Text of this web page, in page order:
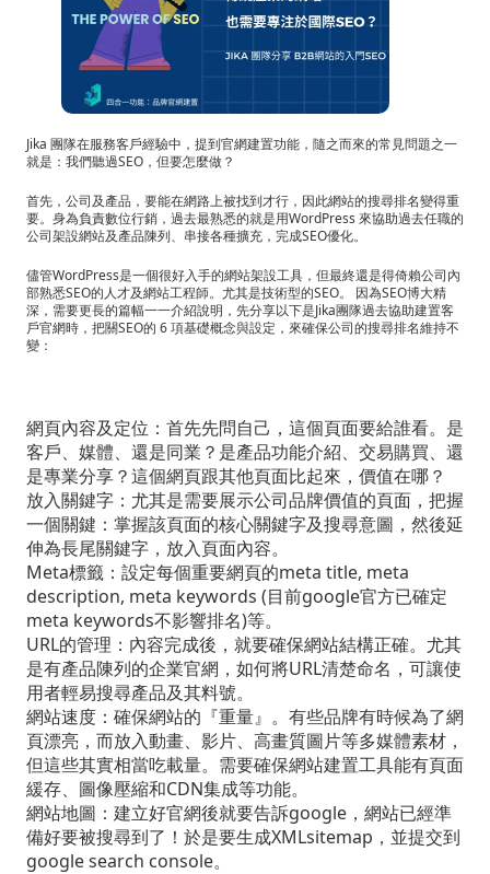
SEO？
JIKA
團
隊
分
享
站
的
入
門
SEO
Jika 團隊在服務客戶經驗中，提到官網建置功能，隨之而來的常見問題之一
就是：我們聽過SEO，但要怎麼做？
首先，公司及產品，要能在網路上被找到才行，因此網站的搜尋排名變得重
要。身為負責數位行銷，過去最熟悉的就是用WordPress 來協助過去任職的
公司架設網站及產品陳列、串接各種擴充，完成SEO優化。
儘管WordPress是一個很好入手的網站架設工具，但最終還是得倚賴公司內
部熟悉SEO的人才及網站工程師。尤其是技術型的SEO。 因為SEO博大精
深，需要更長的篇幅一一介紹說明，先分享以下是Jika團隊過去協助建置客
戶官網時，把關SEO的 6 項基礎概念與設定，來確保公司的搜尋排名維持不
變：
網頁內容及定位：首先先問自己，這個頁面要給誰看。是
客戶、媒體、還是同業？是產品功能介紹、交易購買、還
是專業分享？這個網頁跟其他頁面比起來，價值在哪？
放入關鍵字：尤其是需要展示公司品牌價值的頁面，把握
一個關鍵：掌握該頁面的核心關鍵字及搜尋意圖，然後延
伸為長尾關鍵字，放入頁面內容。
Meta標籤：設定每個重要網頁的meta title, meta
description, meta keywords (目前google官方已確定
meta keywords不影響排名)等。
URL的管理：內容完成後，就要確保網站結構正確。尤其
是有產品陳列的企業官網，如何將URL清楚命名，可讓使
用者輕易搜尋產品及其料號。
網站速度：確保網站的『重量』。有些品牌有時候為了網
頁漂亮，而放入動畫、影片、高畫質圖片等多媒體素材，
但這些其實相當吃載量。需要確保網站建置工具能有頁面
緩存、圖像壓縮和CDN集成等功能。
網站地圖：建立好官網後就要告訴google，網站已經準
備好要被搜尋到了！於是要生成XMLsitemap，並提交到
google search console。